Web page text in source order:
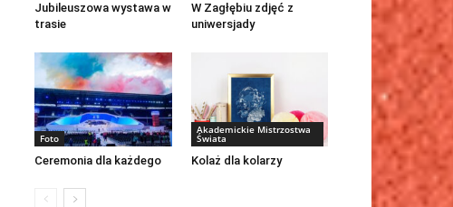
Jubileuszowa wystawa w
trasie
W Zagłębiu zdjęć z
uniwersjady
Foto
Ceremonia dla każdego
Akademickie Mistrzostwa
Świata
Kolaż dla kolarzy